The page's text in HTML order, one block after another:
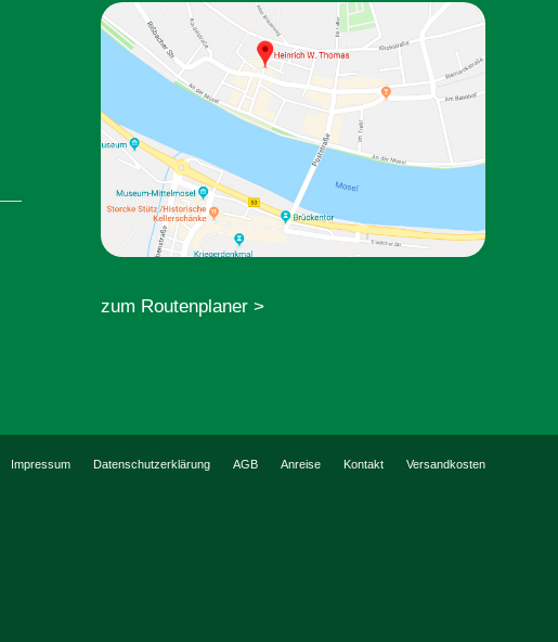
zum Routenplaner >
Impressum Datenschutzerklärung AGB Anreise Kontakt Versandkosten